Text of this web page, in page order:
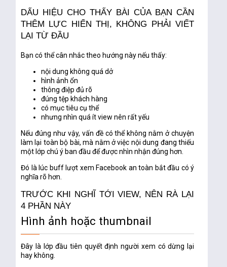
DẤU HIỆU CHO THẤY BÀI CỦA BẠN CẦN
THÊM LỰC HIỂN THỊ, KHÔNG PHẢI VIẾT
LẠI TỪ ĐẦU
Bạn có thể cân nhắc theo hướng này nếu thấy:
nội dung không quá dở
hình ảnh ổn
thông điệp đủ rõ
đúng tệp khách hàng
có mục tiêu cụ thể
nhưng nhìn quá ít view nên rất yếu
Nếu đúng như vậy, vấn đề có thể không nằm ở chuyện
làm lại toàn bộ bài, mà nằm ở việc nội dung đang thiếu
một lớp chú ý ban đầu để được nhìn nhận đúng hơn.
Đó là lúc buff lượt xem Facebook an toàn bắt đầu có ý
nghĩa rõ hơn.
TRƯỚC KHI NGHĨ TỚI VIEW, NÊN RÀ LẠI
4 PHẦN NÀY
Hình ảnh hoặc thumbnail
Đây là lớp đầu tiên quyết định người xem có dừng lại
hay không.